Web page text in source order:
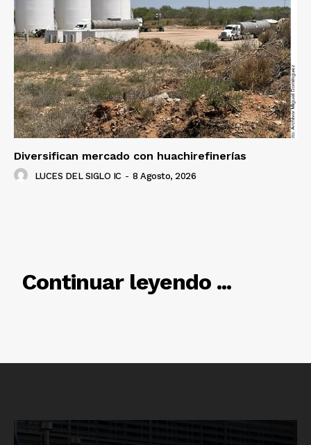
Diversifican mercado con huachirefinerías
LUCES DEL SIGLO IC - 8 Agosto, 2026
Continuar leyendo ...
RELACIONADO